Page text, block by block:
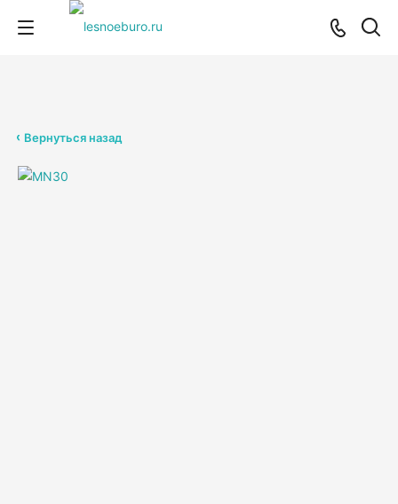
Вернуться назад